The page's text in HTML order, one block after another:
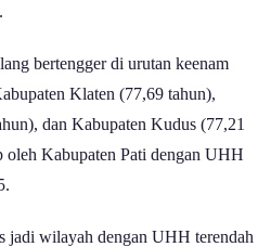
bertengger di urutan keenam
Klaten (77,69 tahun),
dan Kabupaten Kudus (77,21
oleh Kabupaten Pati dengan UHH
jadi wilayah dengan UHH terendah